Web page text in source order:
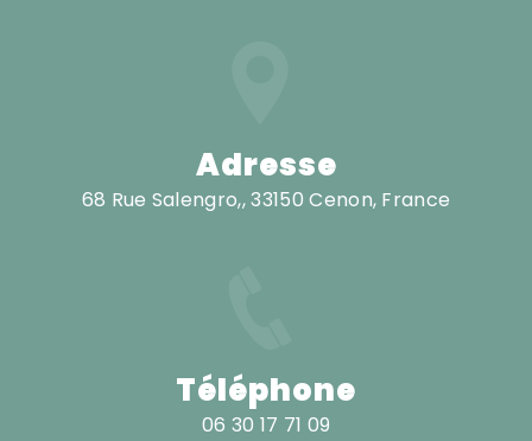
Adresse
68 Rue Salengro,, 33150 Cenon, France
Téléphone
06 30 17 71 09